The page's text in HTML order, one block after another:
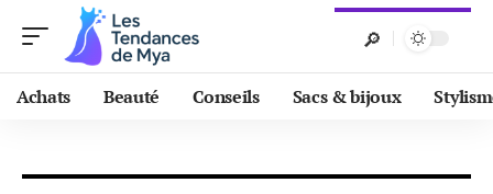
Achats Beauté Conseils Sacs & bijoux